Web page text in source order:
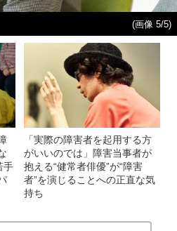
(画像 5/5)
手
「実際の障害者を起用する方
がいいのでは」障害当事者が
抱える“健常者俳優”が“障害
者”を演じることへの正直な気
持ち